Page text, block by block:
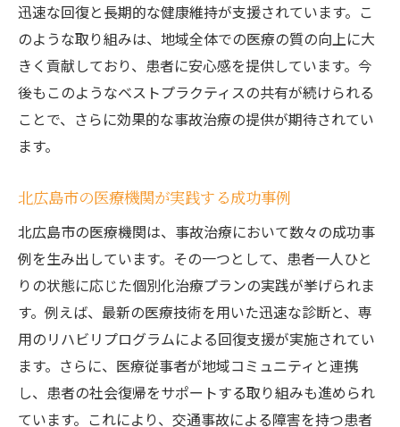
迅速な回復と長期的な健康維持が支援されています。こ
のような取り組みは、地域全体での医療の質の向上に大
きく貢献しており、患者に安心感を提供しています。今
後もこのようなベストプラクティスの共有が続けられる
ことで、さらに効果的な事故治療の提供が期待されてい
ます。
北広島市の医療機関が実践する成功事例
北広島市の医療機関は、事故治療において数々の成功事
例を生み出しています。その一つとして、患者一人ひと
りの状態に応じた個別化治療プランの実践が挙げられま
す。例えば、最新の医療技術を用いた迅速な診断と、専
用のリハビリプログラムによる回復支援が実施されてい
ます。さらに、医療従事者が地域コミュニティと連携
し、患者の社会復帰をサポートする取り組みも進められ
ています。これにより、交通事故による障害を持つ患者